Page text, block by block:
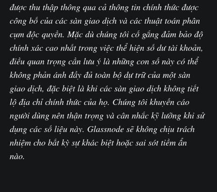
được thu thập thông qua cả thông tin chính thức được
công bố của các sàn giao dịch và các thuật toán phân
cụm độc quyền. Mặc dù chúng tôi cố gắng đảm bảo độ
chính xác cao nhất trong việc thể hiện số dư tài khoản,
điều quan trọng cần lưu ý là những con số này có thể
không phản ánh đầy đủ toàn bộ dự trữ của một sàn
giao dịch, đặc biệt là khi các sàn giao dịch không tiết
lộ địa chỉ chính thức của họ. Chúng tôi khuyến cáo
người dùng nên thận trọng và cân nhắc kỹ lưỡng khi sử
dụng các số liệu này. Glassnode sẽ không chịu trách
nhiệm cho bất kỳ sự khác biệt hoặc sai sót tiềm ẩn
nào.